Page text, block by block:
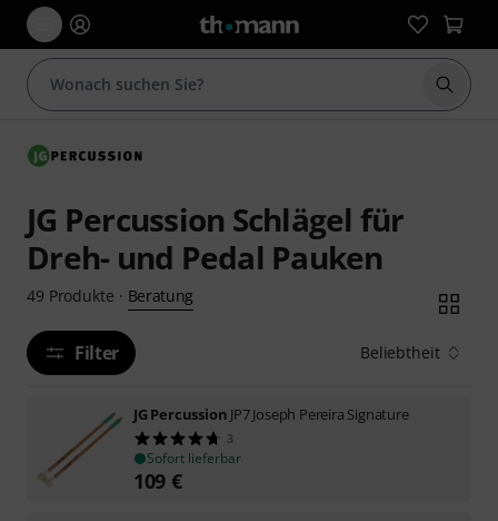
Suche
JG Percussion Schlägel für
Dreh- und Pedal Pauken
49 Produkte · Beratung
Filter Beliebtheit
JG Percussion JP7 Joseph Pereira Signature
3
Sofort lieferbar
109 €